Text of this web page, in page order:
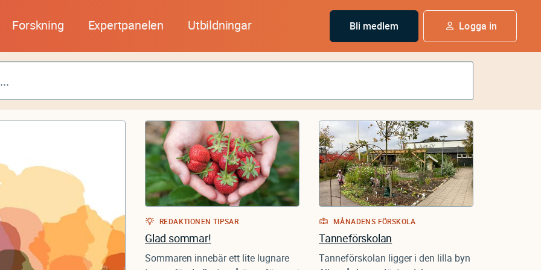
Forskning Expertpanelen Utbildningar Bli medlem Logga in
REDAKTIONEN TIPSAR
Glad sommar!
Sommaren innebär ett lite lugnare
MÅNADENS FÖRSKOLA
Tanneförskolan
Tanneförskolan ligger i den lilla byn